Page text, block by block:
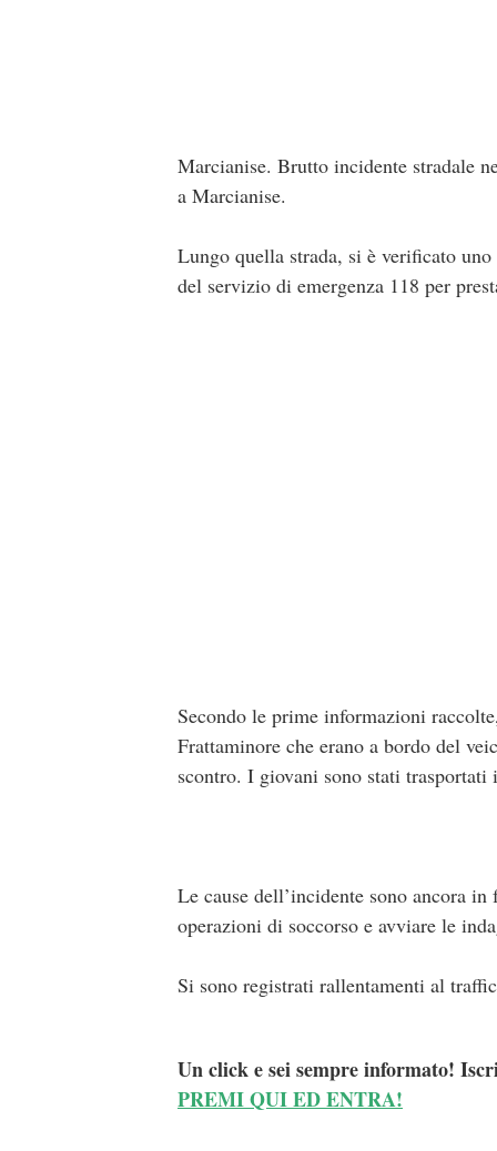
Marcianise. Brutto incidente stradale
a Marcianise.
Lungo quella strada, si è verificato
del servizio di emergenza 118 per
Secondo le prime informazioni
Frattaminore che erano a bordo del
scontro. I giovani sono stati trasportati
Le cause dell’incidente sono ancora
operazioni di soccorso e avviare le
Si sono registrati rallentamenti al
Un click e sei sempre informato!
PREMI QUI ED ENTRA!